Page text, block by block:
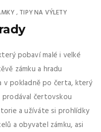
, TIPY NA VÝLETY
pobaví malé i velké
zámku a hradu
v pokladně po čerta, který
prodával čertovskou
a užíváte si prohlídky
a obyvatel zámku, asi